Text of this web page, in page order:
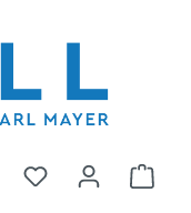
У вас есть В